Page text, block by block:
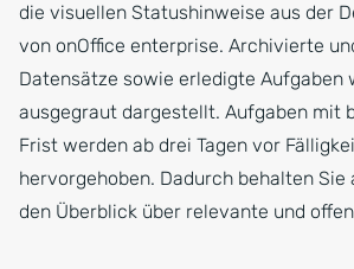
die visuellen Statushinweise aus der
von onOffice enterprise. Archivierte
Datensätze sowie erledigte Aufgaben
ausgegraut dargestellt. Aufgaben mit
Frist werden ab drei Tagen vor
hervorgehoben. Dadurch behalten Sie
den Überblick über relevante und